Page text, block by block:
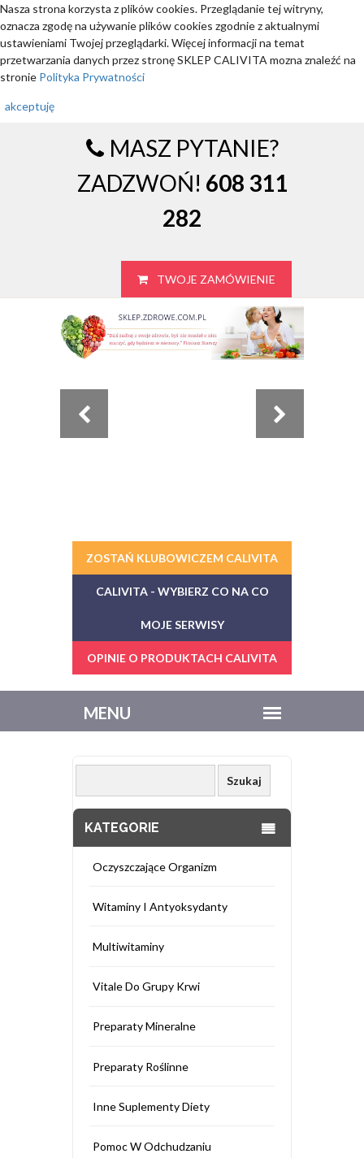
Nasza strona korzysta z plików cookies. Przeglądanie tej witryny,
oznacza zgodę na używanie plików cookies zgodnie z aktualnymi
ustawieniami Twojej przeglądarki. Więcej informacji na temat
przetwarzania danych przez stronę SKLEP CALIVITA mozna znaleźć na
stronie Polityka Prywatności
akceptuję
MASZ PYTANIE?
ZADZWOŃ! 608 311
282
TWOJE ZAMÓWIENIE
ZOSTAŃ KLUBOWICZEM CALIVITA
CALIVITA - WYBIERZ CO NA CO
MOJE SERWISY
OPINIE O PRODUKTACH CALIVITA
KATEGORIE
Oczyszczające Organizm
Witaminy I Antyoksydanty
Multiwitaminy
Vitale Do Grupy Krwi
Preparaty Mineralne
Preparaty Roślinne
Inne Suplementy Diety
Pomoc W Odchudzaniu